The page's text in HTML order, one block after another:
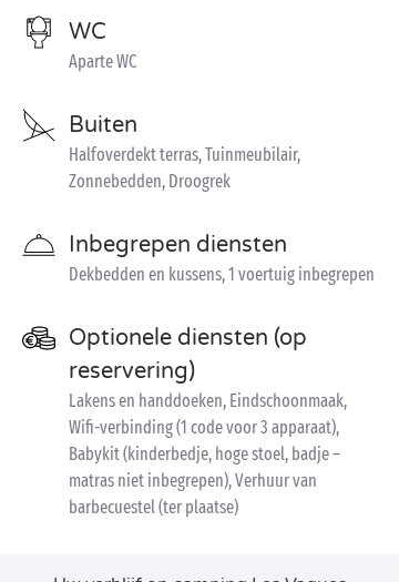
WC
Aparte WC
Buiten
Halfoverdekt terras, Tuinmeubilair,
Zonnebedden, Droogrek
Inbegrepen diensten
Dekbedden en kussens, 1 voertuig inbegrepen
Optionele diensten (op
reservering)
Lakens en handdoeken, Eindschoonmaak,
Wifi-verbinding (1 code voor 3 apparaat),
Babykit (kinderbedje, hoge stoel, badje –
matras niet inbegrepen), Verhuur van
barbecuestel (ter plaatse)